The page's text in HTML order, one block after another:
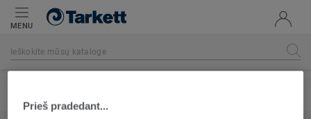
MENU
Prieš pradedant...